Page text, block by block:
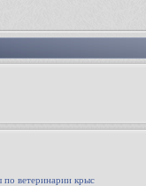
по ветеринарии крыс